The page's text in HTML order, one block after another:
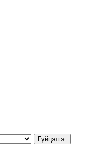
Гүйцэтгэ.